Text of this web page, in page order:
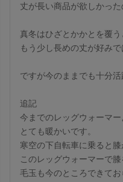
丈が長い商品が欲しかった
真冬はひざとかかとを覆う
もう少し長めの丈が好みで
ですが今のままでも十分活
追記
今までのレッグウォーマ
とても暖かいです。
寒空の下自転車に乗ると膝
このレッグウォーマーで
毛玉も今のところできてお